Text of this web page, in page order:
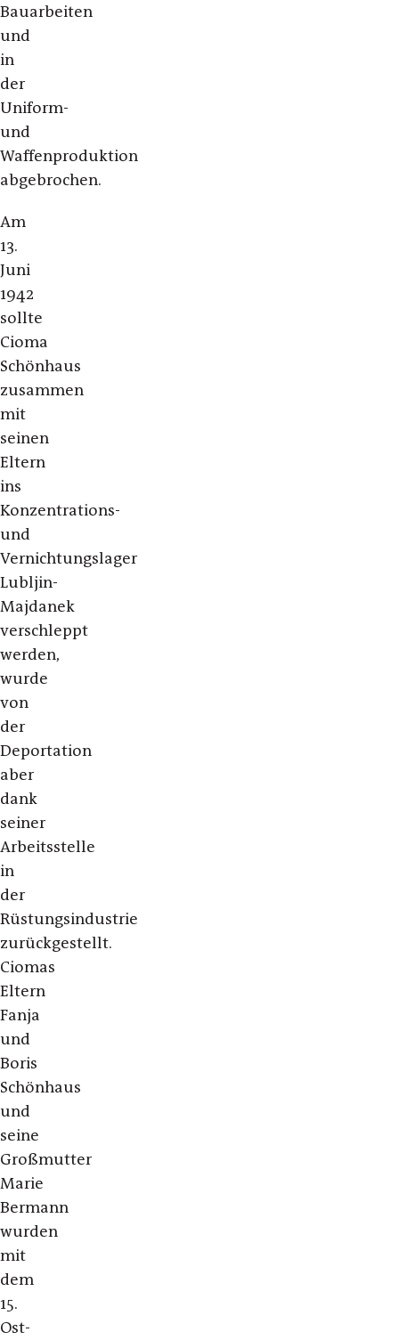
Bauarbeiten
und
in
der
Uniform-
und
Waffenproduktion
abgebrochen.
Am
13.
Juni
1942
sollte
Cioma
Schönhaus
zusammen
mit
seinen
Eltern
ins
Konzentrations-
und
Vernichtungslager
Lubljin-
Majdanek
verschleppt
werden,
wurde
von
der
Deportation
aber
dank
seiner
Arbeitsstelle
in
der
Rüstungsindustrie
zurückgestellt.
Ciomas
Eltern
Fanja
und
Boris
Schönhaus
und
seine
Großmutter
Marie
Bermann
wurden
mit
dem
15.
Ost-